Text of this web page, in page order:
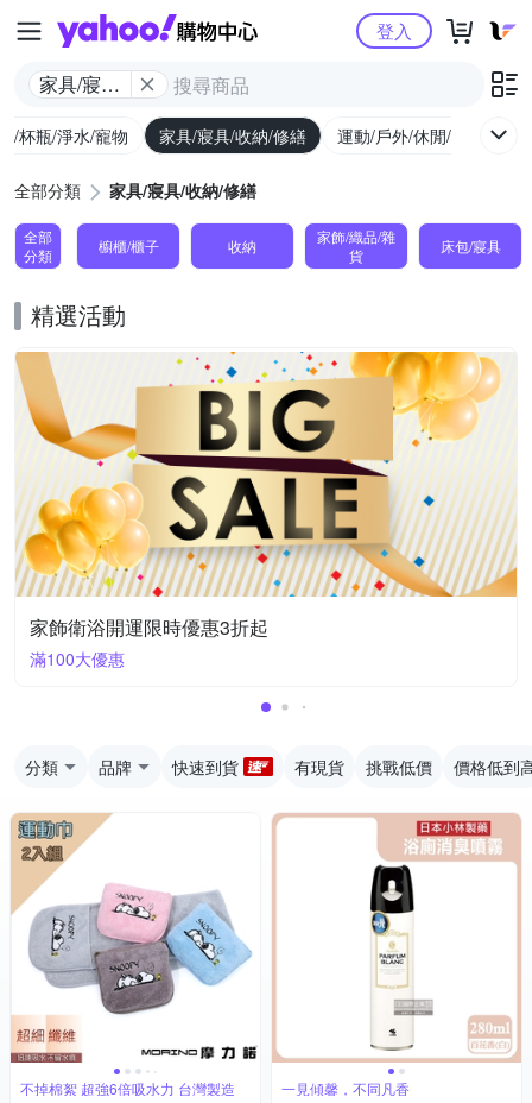
Yahoo購物中心
家具/寢具/
登入
/杯瓶/淨水/寵物 家具/寢具/收納/修繕 運動/戶外/休閒/健身
全部分類 家具/寢具/收納/修繕
全部
分類
櫥櫃/櫃子 收納
家飾/織品/雜
貨
床包/寢具
精選活動
家飾衛浴開運限時優惠3折起
滿100大優惠
分類 品牌 快速到貨 有現貨 挑戰低價 價格低到
不掉棉絮 超強6倍吸水力 台灣製造 一見傾馨，不同凡香